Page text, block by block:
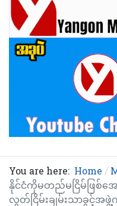
You are here: Home
နိုင်ငံကိုမတည်မငြိမ်ဖြစ်
လွတ်ငြိမ်းချမ်းသာခွင့်အ